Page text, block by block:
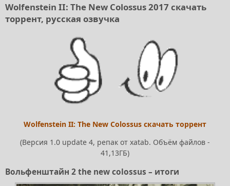
Wolfenstein II: The New Colossus 2017 скачать
торрент, русская озвучка
Wolfenstein II: The New Colossus скачать торрент
(Версия 1.0 update 4, репак от xatab. Объём файлов -
41,13ГБ)
Вольфенштайн 2 the new colossus – итоги